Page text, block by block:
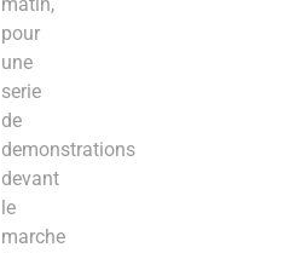
pour
une
serie
de
demonstrations
devant
le
marche